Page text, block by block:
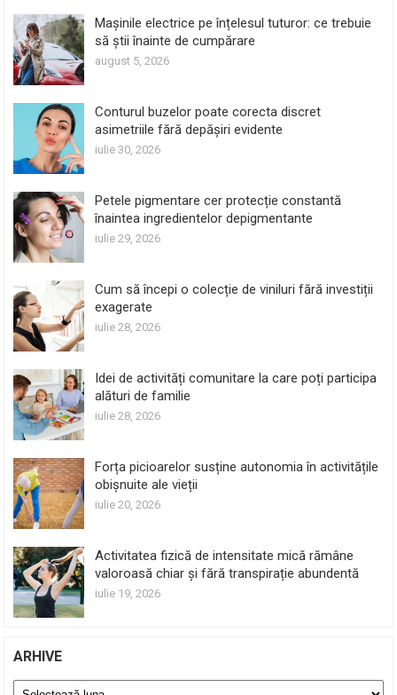
Mașinile electrice pe înțelesul tuturor: ce trebuie
să știi înainte de cumpărare
august 5, 2026
Conturul buzelor poate corecta discret
asimetriile fără depășiri evidente
iulie 30, 2026
Petele pigmentare cer protecție constantă
înaintea ingredientelor depigmentante
iulie 29, 2026
Cum să începi o colecție de viniluri fără investiții
exagerate
iulie 28, 2026
Idei de activități comunitare la care poți participa
alături de familie
iulie 28, 2026
Forța picioarelor susține autonomia în activitățile
obișnuite ale vieții
iulie 20, 2026
Activitatea fizică de intensitate mică rămâne
valoroasă chiar și fără transpirație abundentă
iulie 19, 2026
ARHIVE
Arhive